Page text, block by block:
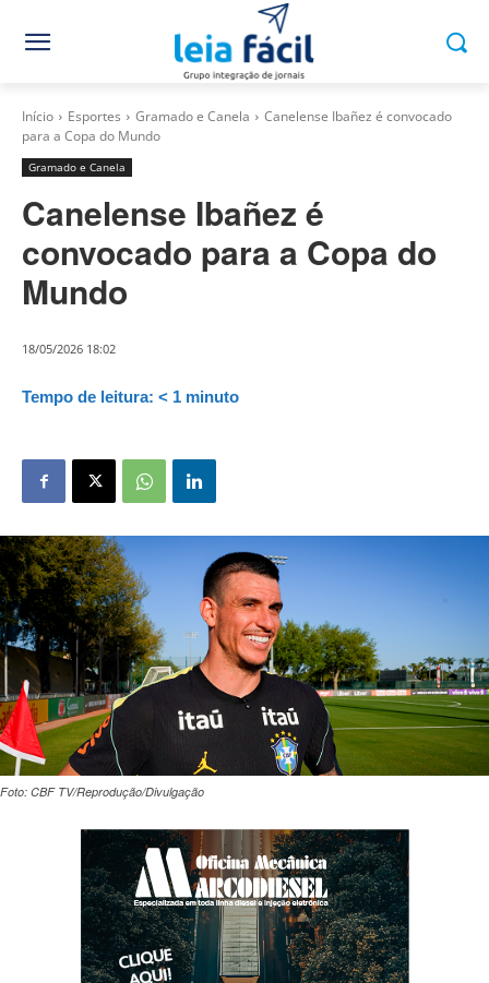
Início Esportes Gramado e Canela
Canelense Ibañez é convocado
para a Copa do Mundo
Gramado e Canela
Canelense Ibañez é
convocado para a Copa do
Mundo
18/05/2026 18:02
Tempo de leitura: < 1 minuto
Foto: CBF TV/Reprodução/Divulgação